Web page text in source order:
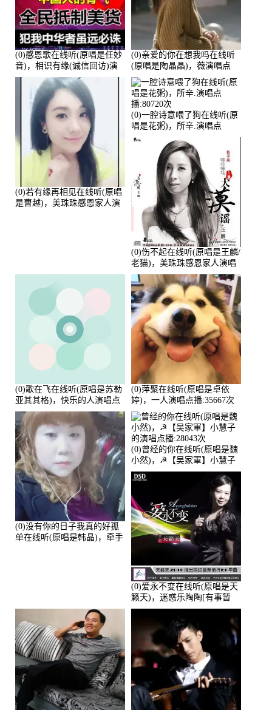
(0)感恩歌在线听(原唱是任妙
音)，相识有缘(诚信回访)演
唱点播:161288次
(0)亲爱的你在想我吗在线听
(原唱是陶晶晶)，薇演唱点
播:159722次
(0)若有缘再相见在线听(原唱
是曹越)，美珠珠感恩家人演
(0)一腔诗意喂了狗在线听(原
唱是花粥)，所辛.演唱点
播:80720次
(0)伤不起在线听(原唱是王麟/
老猫)，美珠珠感恩家人演唱
点播:80218次
(0)歌在飞在线听(原唱是苏勒
亚其其格)，快乐的人演唱点
播:36次
(0)萍聚在线听(原唱是卓依
婷)，一人演唱点播:35667次
(0)没有你的日子我真的好孤
单在线听(原唱是韩晶)，牵手
(0)曾经的你在线听(原唱是魏
小然)，☭【吴家軍】小慧子
的演唱点播:28043次
(0)爱永不变在线听(原唱是天
籁天)，迷惑乐陶陶[有事暂
离]演唱点播:27678次